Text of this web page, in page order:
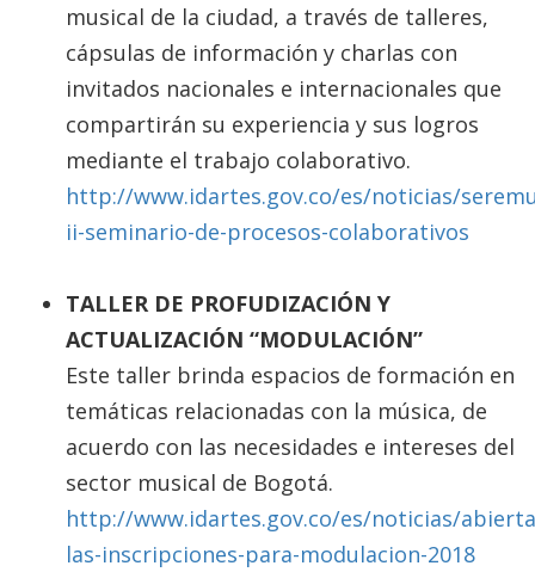
musical de la ciudad, a través de talleres,
cápsulas de información y charlas con
invitados nacionales e internacionales que
compartirán su experiencia y sus logros
mediante el trabajo colaborativo.
http://www.idartes.gov.co/es/noticias/
ii-seminario-de-procesos-colaborativos
TALLER DE PROFUDIZACIÓN Y
ACTUALIZACIÓN “MODULACIÓN”
Este taller brinda espacios de formación en
temáticas relacionadas con la música, de
acuerdo con las necesidades e intereses del
sector musical de Bogotá.
http://www.idartes.gov.co/es/noticias/
las-inscripciones-para-modulacion-2018